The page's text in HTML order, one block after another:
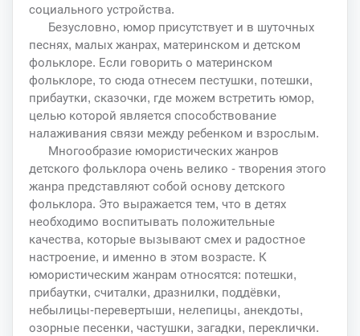
социального устройства.
Безусловно, юмор присутствует и в шуточных
песнях, малых жанрах, материнском и детском
фольклоре. Если говорить о материнском
фольклоре, то сюда отнесем пестушки, потешки,
прибаутки, сказочки, где можем встретить юмор,
целью которой является способствование
налаживания связи между ребенком и взрослым.
Многообразие юмористических жанров
детского фольклора очень велико - творения этого
жанра представляют собой основу детского
фольклора. Это выражается тем, что в детях
необходимо воспитывать положительные
качества, которые вызывают смех и радостное
настроение, и именно в этом возрасте. К
юмористическим жанрам относятся: потешки,
прибаутки, считалки, дразнилки, поддёвки,
небылицы-перевертыши, нелепицы, анекдоты,
озорные песенки, частушки, загадки, переклички.